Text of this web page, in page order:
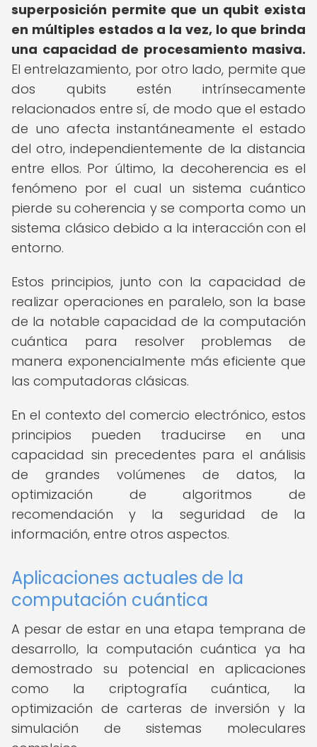
superposición permite que un qubit exista
en múltiples estados a la vez, lo que brinda
una capacidad de procesamiento masiva.
El entrelazamiento, por otro lado, permite que
dos qubits estén intrínsecamente
relacionados entre sí, de modo que el estado
de uno afecta instantáneamente el estado
del otro, independientemente de la distancia
entre ellos. Por último, la decoherencia es el
fenómeno por el cual un sistema cuántico
pierde su coherencia y se comporta como un
sistema clásico debido a la interacción con el
entorno.
Estos principios, junto con la capacidad de
realizar operaciones en paralelo, son la base
de la notable capacidad de la computación
cuántica para resolver problemas de
manera exponencialmente más eficiente que
las computadoras clásicas.
En el contexto del comercio electrónico, estos
principios pueden traducirse en una
capacidad sin precedentes para el análisis
de grandes volúmenes de datos, la
optimización de algoritmos de
recomendación y la seguridad de la
información, entre otros aspectos.
Aplicaciones actuales de la
computación cuántica
A pesar de estar en una etapa temprana de
desarrollo, la computación cuántica ya ha
demostrado su potencial en aplicaciones
como la criptografía cuántica, la
optimización de carteras de inversión y la
simulación de sistemas moleculares